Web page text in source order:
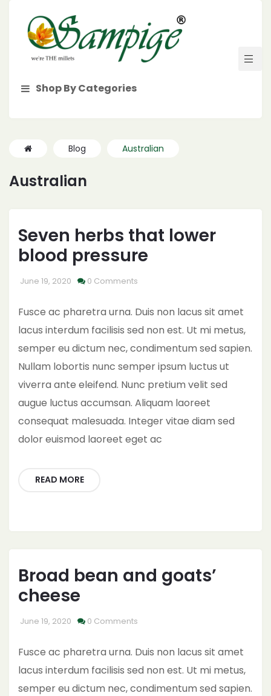
Shop By Categories
Blog Australian
Australian
Seven herbs that lower
blood pressure
June 19, 2020 0 Comments
Fusce ac pharetra urna. Duis non lacus sit amet
lacus interdum facilisis sed non est. Ut mi metus,
semper eu dictum nec, condimentum sed sapien.
Nullam lobortis nunc semper ipsum luctus ut
viverra ante eleifend. Nunc pretium velit sed
augue luctus accumsan. Aliquam laoreet
consequat malesuada. Integer vitae diam sed
dolor euismod laoreet eget ac
READ MORE
Broad bean and goats’
cheese
June 19, 2020 0 Comments
Fusce ac pharetra urna. Duis non lacus sit amet
lacus interdum facilisis sed non est. Ut mi metus,
semper eu dictum nec, condimentum sed sapien.